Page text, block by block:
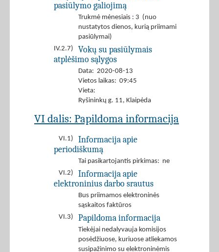
pasiūlymo galiojimą
Trukmė mėnesiais : 3 (nuo
nustatytos dienos, kurią priimami
pasiūlymai)
IV.2.7)
Vokų su pasiūlymais
atplėšimo sąlygos
Data: 2020-08-13
Vietos laikas: 09:45
Vieta:
Ryšininkų g. 11, Klaipėda
VI dalis: Papildoma informacija
VI.1)
Informacija apie
periodiškumą
Tai pasikartojantis pirkimas: ne
VI.2)
Informacija apie
elektroninius darbo srautus
Bus priimamos elektroninės
sąskaitos faktūros
VI.3)
Papildoma informacija
Tiekėjai nedalyvauja komisijos
posėdžiuose, kuriuose atliekamos
susipažinimo su elektroninėmis